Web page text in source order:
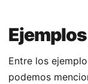
Entre los
podemos